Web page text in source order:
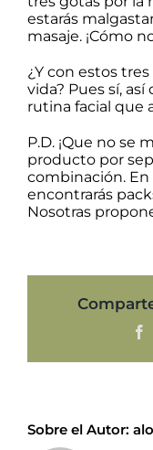
estarás
masaje. ¡Cómo
¿Y con estos
vida? Pues sí,
rutina facial que
P.D. ¡Que no se
producto por
combinación. En
encontrarás
Nosotras
Sobre el Autor: